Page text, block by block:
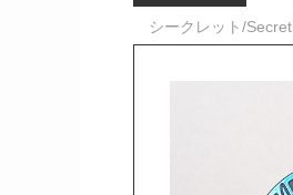
シークレット/Secret